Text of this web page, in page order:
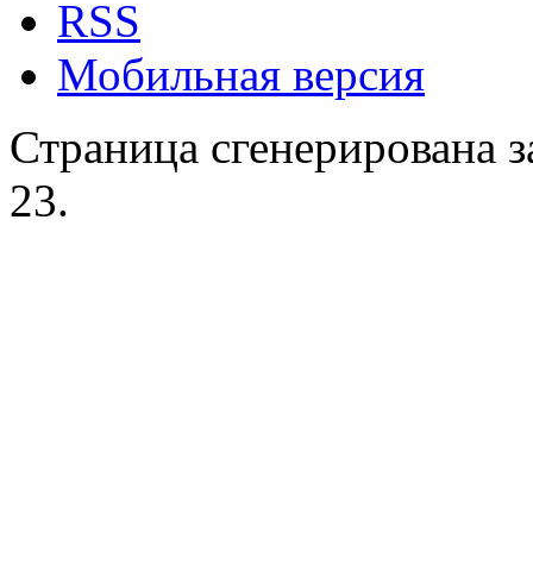
RSS
Мобильная версия
Страница сгенерирована
23.